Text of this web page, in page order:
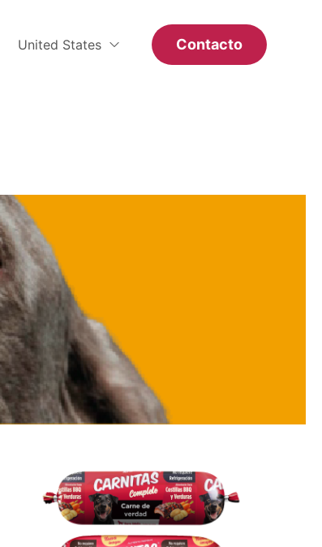
United States Contacto